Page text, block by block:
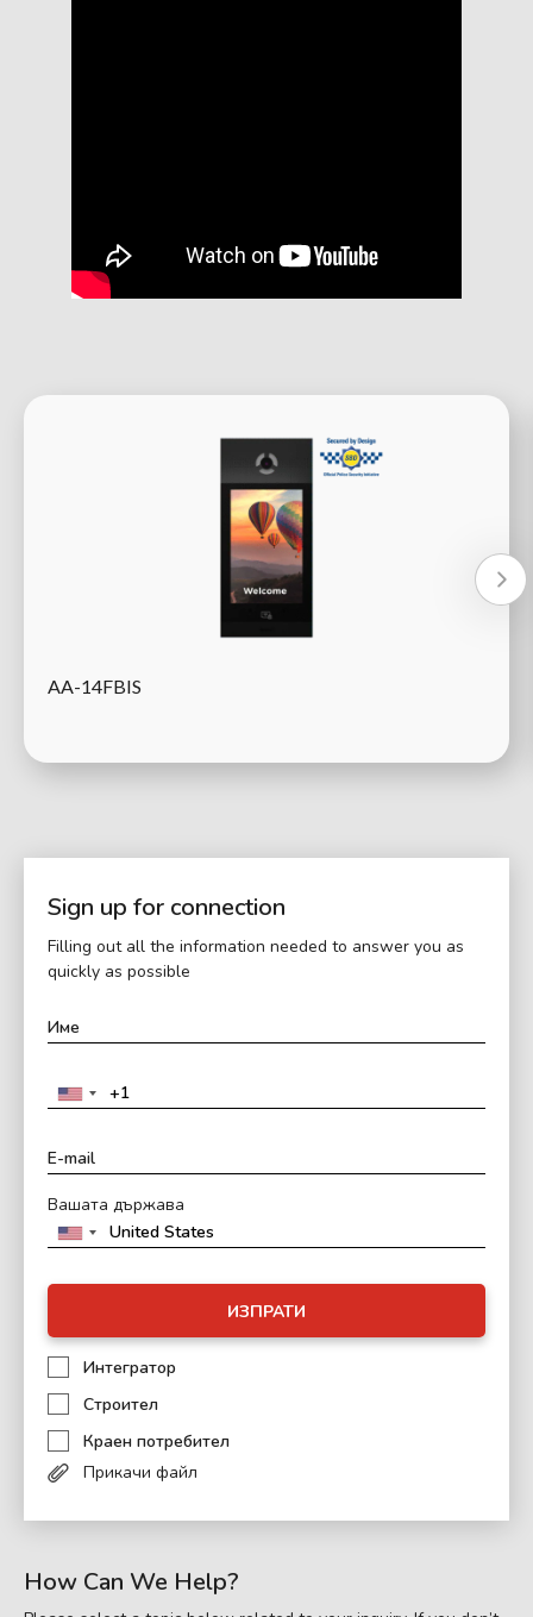
AA-14FBIS
Sign up for connection
Filling out all the information needed to answer you as
quickly as possible
Вашата държава
ИЗПРАТИ
Интегратор
Строител
Краен потребител
Прикачи файл
How Can We Help?